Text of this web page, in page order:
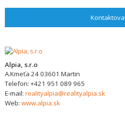
Alpia, s.r.o
A.Kmeťa 2403601 Martin
Telefon: +421 951 089 965
E-mail: realityalpia@realityalpia.sk
Web: www.alpia.sk